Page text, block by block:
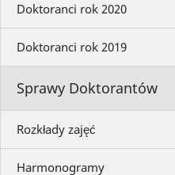
Doktoranci rok 2020
Doktoranci rok 2019
Sprawy Doktorantów
Rozkłady zajęć
Harmonogramy